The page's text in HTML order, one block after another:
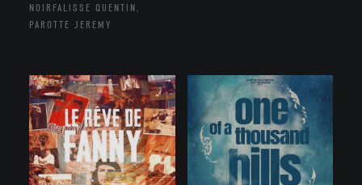
NOIRFALISSE QUENTIN,
PAROTTE JEREMY